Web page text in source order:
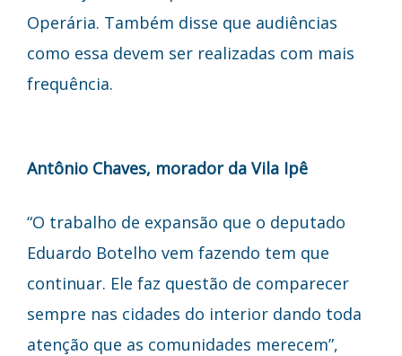
Operária. Também disse que audiências
como essa devem ser realizadas com mais
frequência.
Antônio Chaves, morador da Vila Ipê
“O trabalho de expansão que o deputado
Eduardo Botelho vem fazendo tem que
continuar. Ele faz questão de comparecer
sempre nas cidades do interior dando toda
atenção que as comunidades merecem”,